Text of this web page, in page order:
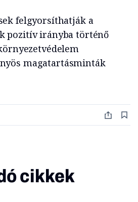
felgyorsíthatják a
pozitív irányba történő
magatartásminták
cikkek